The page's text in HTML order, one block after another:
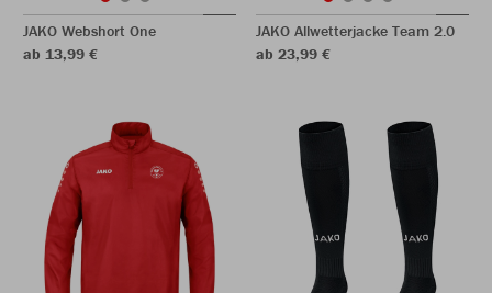
JAKO Webshort One
ab 13,99 €
JAKO Allwetterjacke Team 2.0
ab 23,99 €